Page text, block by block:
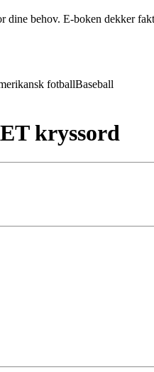
behov. E-boken dekker
fotballBaseball
kryssord